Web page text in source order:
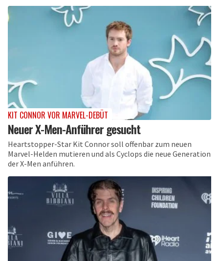
KIT CONNOR VOR MARVEL-DEBÜT
Neuer X-Men-Anführer gesucht
Heartstopper-Star Kit Connor soll offenbar zum neuen
Marvel-Helden mutieren und als Cyclops die neue Generation
der X-Men anführen.